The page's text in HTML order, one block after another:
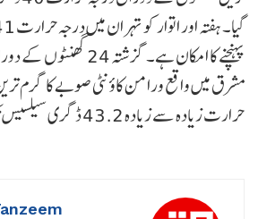
پہنچنے کا امکان
مشرق میں واقع ورامن کاؤنٹی صوبے کا گرم
حرارت زیادہ سے زیادہ 43.2 ڈگری سیلسیس تک پہنچ گیا۔